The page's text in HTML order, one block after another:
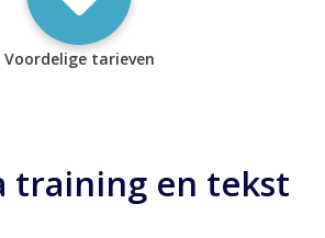
Voordelige tarieven
training en tekst